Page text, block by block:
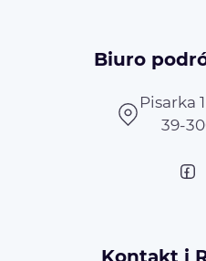
Biuro
Pisarka
39-
Kontakt i